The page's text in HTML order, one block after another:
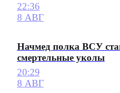
22:36
8 АВГ
Начмед полка ВСУ
смертельные уколы
20:29
8 АВГ